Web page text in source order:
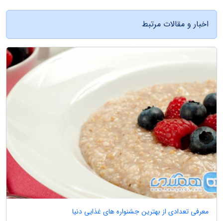
اخبار و مقالات مرتبط
معرفی تعدادی از بهترین جشنواره های غذایی دنیا